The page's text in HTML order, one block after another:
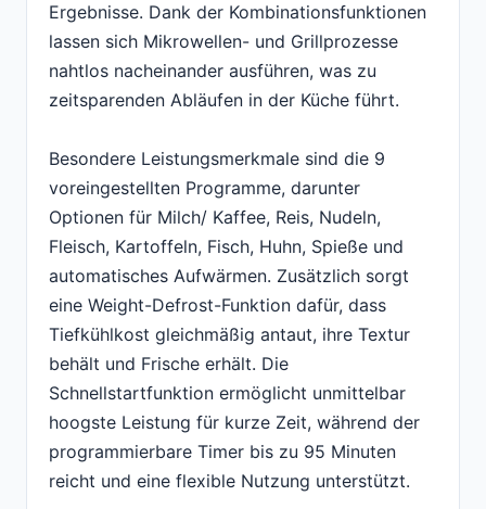
Ergebnisse. Dank der Kombinationsfunktionen
lassen sich Mikrowellen- und Grillprozesse
nahtlos nacheinander ausführen, was zu
zeitsparenden Abläufen in der Küche führt.
Besondere Leistungsmerkmale sind die 9
voreingestellten Programme, darunter
Optionen für Milch/ Kaffee, Reis, Nudeln,
Fleisch, Kartoffeln, Fisch, Huhn, Spieße und
automatisches Aufwärmen. Zusätzlich sorgt
eine Weight-Defrost-Funktion dafür, dass
Tiefkühlkost gleichmäßig antaut, ihre Textur
behält und Frische erhält. Die
Schnellstartfunktion ermöglicht unmittelbar
hoogste Leistung für kurze Zeit, während der
programmierbare Timer bis zu 95 Minuten
reicht und eine flexible Nutzung unterstützt.